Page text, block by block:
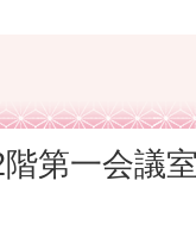
第一会議